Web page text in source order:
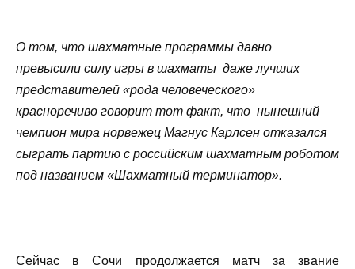
О том, что шахматные программы давно
превысили силу игры в шахматы даже лучших
представителей «рода человеческого»
красноречиво говорит тот факт, что нынешний
чемпион мира норвежец Магнус Карлсен отказался
сыграть партию с российским шахматным роботом
под названием «Шахматный терминатор».
Сейчас в Сочи продолжается матч за звание